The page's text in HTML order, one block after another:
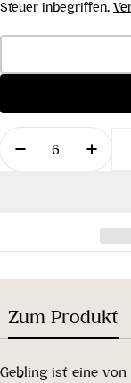
Steuer inbegriffen.
Menge
Menge für
Zum Produkt
Gebling ist eine